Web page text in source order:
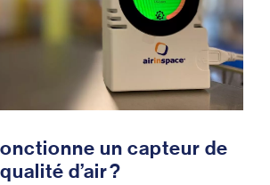
un capteur de
d’air ?